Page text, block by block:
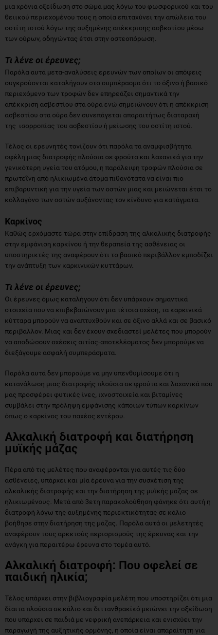
μια χρόνια οξείδωση στο σώμα μας λόγω του φωσφορικού και του
θειικού περιεχομένου τους η οποία επιταχύνει την απώλεια του
οστίτη ιστού λόγω της αυξημένης απέκκρισης ασβεστίου μέσω
των ούρων, οδηγώντας έτσι στην οστεοπόρωση.
Τι λένε οι έρευνες;
Παρόλα αυτά μετα-αναλύσεις ερευνών των οποίων οι απόψεις
συγκρούονται καταλήγουν στο συμπέρασμα ότι το όξινο ή βασικό
περιεχόμενο των τροφών δεν επηρεάζει σημαντικά την
απέκκριση ασβεστίου στα ούρα ενώ σημειώνουν ότι η απέκκριση
ασβεστίου στα ούρα δεν συνεπάγεται απαραιτήτως διαταραχή
της ισορροπίας του ασβεστίου ή μείωσης του οστίτη ιστού.
Τέλος οι ερευνητές τονίζουν ότι παρόλα τα αναμφισβήτητα
οφέλη μιας διατροφής πλούσια σε φρούτα και λαχανικά για την
γενικότερη υγεία του ατόμου, η παράλειψη τροφών πλούσια σε
πρωτεΐνη από ηλικιωμένα άτομα πιθανότατα να είναι πιο
επιβαρυντική για την υγεία των οστών μιας και μειώνεται έτσι το
κολλαγόνο των οστών αυξάνοντας τον κίνδυνο για κατάγματα.
Καρκίνος
Καθώς ερχόμαστε τώρα στην επίδραση της αλκαλικής διατροφής
στην εμφάνιση καρκίνου ή την θεραπεία της ασθένειας οι
υποστηρικτές της αναφέρουν ότι το βασικό περιβάλλον εμποδίζει
την ανάπτυξη των καρκινικών κυττάρων.
Τι λένε οι έρευνες;
Οι έρευνες όμως καταλήγουν ότι δεν υπάρχουν σημαντικά
στοιχεία που να επιβεβαιώνουν μια τέτοια σχέση, τα καρκινικά
κύτταρα μπορούν να αναπτυχθούν και σε όξινο αλλά και σε βασικό
περιβάλλον. Μιας και δεν έχουν σχεδιαστεί μελέτες που μπορούν
να αποδώσουν σχέσεις αιτίας-αποτελέσματος δεν μπορούμε να
διεξάγουμε ασφαλή συμπεράσματα.
Παρόλα αυτά δεν μπορούμε να μην υπενθυμίσουμε ότι η
κατανάλωση μιας διατροφής πλούσια σε φρούτα και λαχανικά που
μας προσφέρει φυτικές ίνες, ιχνοστοιχεία και βιταμίνες
συμβάλει στην πρόληψη εμφάνισης κάποιων τύπων καρκίνων
όπως ο καρκίνος του παχέος εντέρου.
Αλκαλική διατροφή και διατήρηση
μυϊκής μάζας
Πέρα από τις μελέτες που αναφέρονται για αυτές τις δύο
ασθένειες, υπάρχει και μία έρευνα για την συσχέτιση της
αλκαλικής διατροφής και την διατήρηση της μυϊκής μάζας σε
ηλικιωμένους. Μετά από 3ετη παρακολούθηση φάνηκε ότι αυτή η
διατροφή λόγω της αυξημένης περιεκτικότητας σε κάλιο
βοήθησε στην διατήρηση της μάζας. Παρόλα αυτά οι μελετητές
αναφέρουν τους αρκετούς περιορισμούς της έρευνας και την
ανάγκη για περαιτέρω έρευνα στο τομέα αυτό.
Αλκαλική διατροφή: Που οφελεί σε
παιδική ηλικία;
Τέλος υπάρχει στην βιβλιογραφία μελέτη που υποστηρίζει ότι μια
δίαιτα πλούσια σε κάλιο και διττανθρακίκό μειώνει την οξείδωση
που υπάρχει σε παιδιά με νεφρική ανεπάρκεια και ενισχύει την
παραγωγή της αυξητικής ορμόνης, η οποία είναι απαραίτητη για